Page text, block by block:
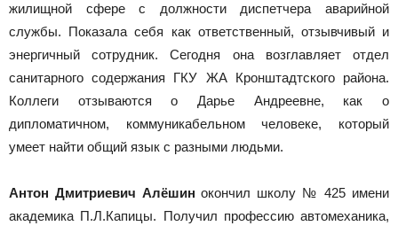
жилищной сфере с должности диспетчера аварийной
службы. Показала себя как ответственный, отзывчивый и
энергичный сотрудник. Сегодня она возглавляет отдел
санитарного содержания ГКУ ЖА Кронштадтского района.
Коллеги отзываются о Дарье Андреевне, как о
дипломатичном, коммуникабельном человеке, который
умеет найти общий язык с разными людьми.
Антон Дмитриевич Алёшин окончил школу № 425 имени
академика П.Л.Капицы. Получил профессию автомеханика,